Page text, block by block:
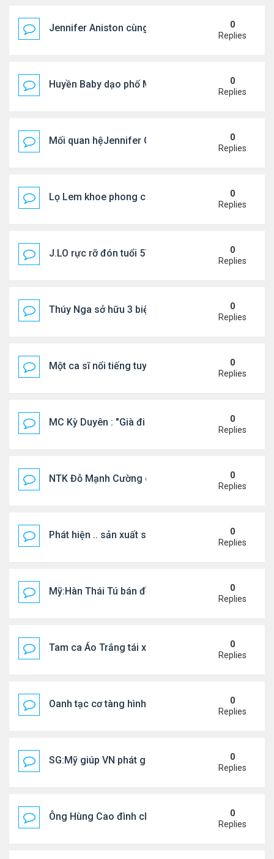
Jennifer Aniston cùng bạn trai nghỉ dưỡng trên du
0
Replies
Huyền Baby dạo phố Mỹ
0
Replies
Mối quan hệJennifer Garner và mẹ chồng cũ
0
Replies
Lọ Lem khoe phong cách ở New York
0
Replies
J.LO rực rỡ đón tuổi 57 trên đất Âu
0
Replies
Thúy Nga sở hữu 3 biệt thự triệu USD ở Mỹ
0
Replies
Một ca sĩ nổi tiếng tuyên bố không thu tiền tác
0
Replies
MC Kỳ Duyên : "Già đi cũng là một đặc ân"
0
Replies
NTK Đỗ Mạnh Cường chi 100 triệu đồng thuê...
0
Replies
Phát hiện .. sản xuất sữa 'pha bột giặt'
0
Replies
Mỹ:Hàn Thái Tú bán đồ ăn online mưu sinh
0
Replies
Tam ca Áo Trắng tái xuất trên sân khấu
0
Replies
Oanh tạc cơ tàng hình đáng sợ nhất thế giới
0
Replies
SG:Mỹ giúp VN phát giác xưởng sản xuất giày
0
Replies
Ông Hùng Cao đình chỉ công tác quan chức 'nói
0
Replies